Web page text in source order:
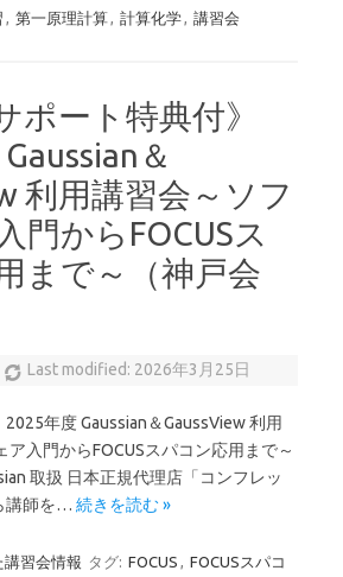
, 第一原理計算, 計算化学, 講習会
ポート特典付》
＆
利用講習会～ソフ
門からFOCUSス
まで～（神戸会
Last modified: 2026年3月25日
2025年度 Gaussian＆GaussView 利用
ア入門からFOCUSスパコン応用まで～
取扱 日本正規代理店「コンフレッ
講師を… 続きを読む »
講習会情報 タグ: FOCUS , FOCUSスパコ